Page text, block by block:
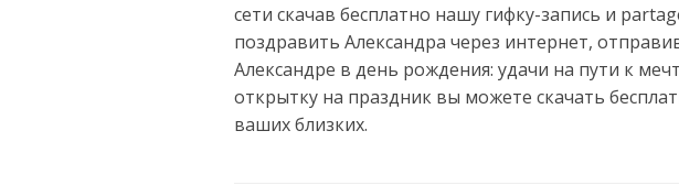
сети скачав бесплатно нашу гифку-запись и
поздравить Александра через интернет,
Александре в день рождения: удачи на пути к
открытку на праздник вы можете скачать
ваших близких.